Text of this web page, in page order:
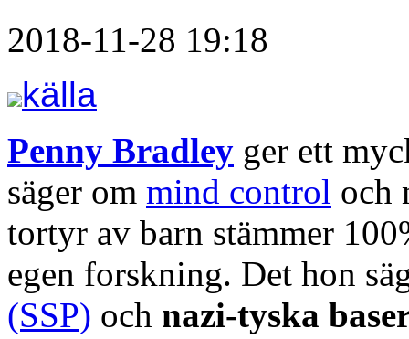
2018-11-28 19:18
källa
Penny Bradley ger ett
säger om mind control och
tortyr av barn stämmer
egen forskning. Det hon
(SSP) och nazi-tyska